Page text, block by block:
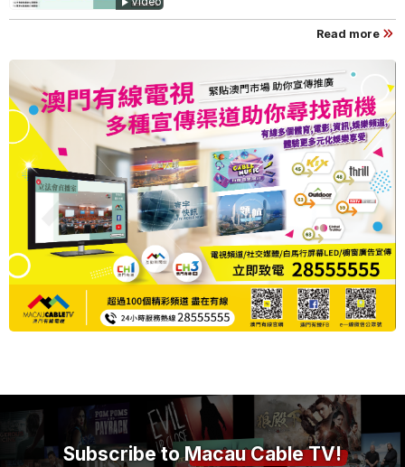
Read more
Subscribe toMacau Cable TV!